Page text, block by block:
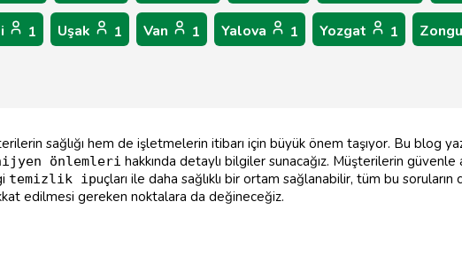
1 Uşak 1 Van 1 Yalova 1 Yozgat 1
sağlığı hem de işletmelerin itibarı için büyük önem taşıyor. Bu blog
önlemleri hakkında detaylı bilgiler sunacağız. Müşterilerin güvenle
temizlik ipuçları ile daha sağlıklı bir ortam sağlanabilir, tüm bu soruların
edilmesi gereken noktalara da değineceğiz.